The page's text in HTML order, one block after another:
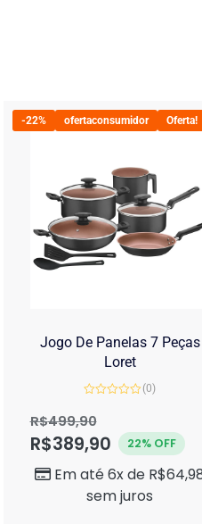
-22% ofertaconsumidor Oferta!
Jogo De Panelas 7 Peças
Loret
0
de
(0)
R$499,90
R$389,90 22% OFF
Em até 6x de R$
sem juros